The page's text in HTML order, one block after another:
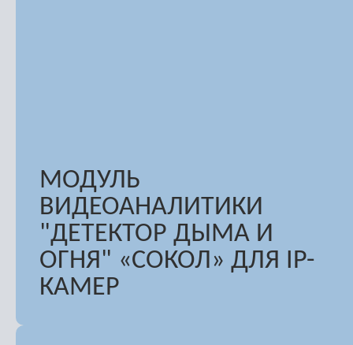
МОДУЛЬ
ВИДЕОАНАЛИТИКИ
"ДЕТЕКТОР ДЫМА И
ОГНЯ" «СОКОЛ» ДЛЯ IP-
КАМЕР